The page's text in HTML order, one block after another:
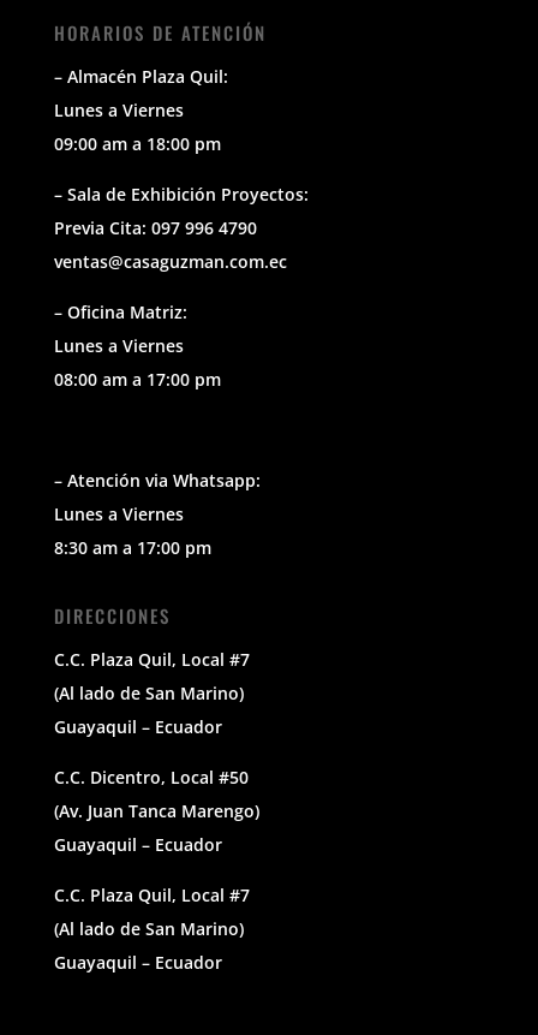
HORARIOS DE ATENCIÓN
– Almacén Plaza Quil:
Lunes a Viernes
09:00 am a 18:00 pm
– Sala de Exhibición Proyectos:
Previa Cita: 097 996 4790
ventas@casaguzman.com.ec
– Oficina Matriz:
Lunes a Viernes
08:00 am a 17:00 pm
– Atención via Whatsapp:
Lunes a Viernes
8:30 am a 17:00 pm
DIRECCIONES
C.C. Plaza Quil, Local #7
(Al lado de San Marino)
Guayaquil – Ecuador
C.C. Dicentro, Local #50
(Av. Juan Tanca Marengo)
Guayaquil – Ecuador
C.C. Plaza Quil, Local #7
(Al lado de San Marino)
Guayaquil – Ecuador